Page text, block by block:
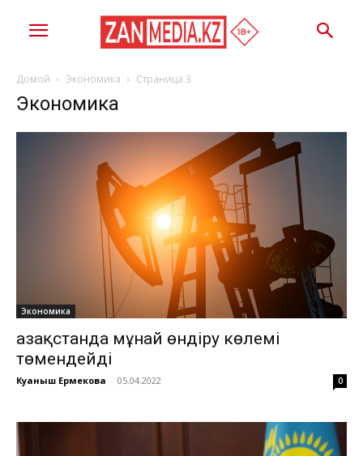
Домой Экономика Страница 3
Экономика
Экономика
Қазақстанда мұнай өндіру көлемі
төмендейді
Куаныш Ермекова - 05.04.2022 0